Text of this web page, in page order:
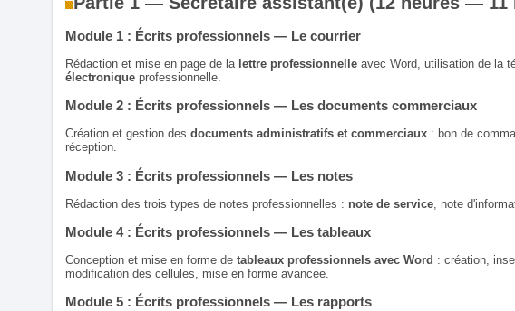
Module 1 : Écrits professionnels — Le courrier
Rédaction et mise en page de la lettre professionnelle avec Word, utilisation de la
électronique professionnelle.
Module 2 : Écrits professionnels — Les documents commerciaux
Création et gestion des documents administratifs et commerciaux : bon de
réception.
Module 3 : Écrits professionnels — Les notes
Rédaction des trois types de notes professionnelles : note de service , note
Module 4 : Écrits professionnels — Les tableaux
Conception et mise en forme de tableaux professionnels avec Word : création,
modification des cellules, mise en forme avancée.
Module 5 : Écrits professionnels — Les rapports